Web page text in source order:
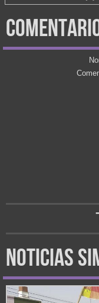
noticias